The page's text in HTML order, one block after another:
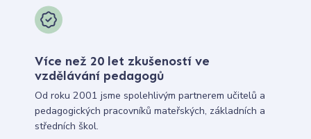
Více než 20 let zkušeností ve
vzdělávání pedagogů
Od roku 2001 jsme spolehlivým partnerem učitelů a
pedagogických pracovníků mateřských, základních a
středních škol.